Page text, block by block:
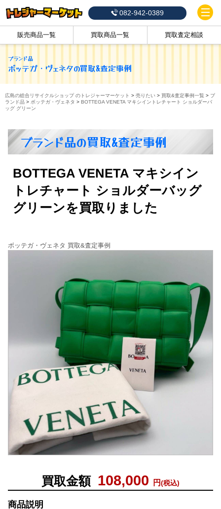
082-942-0389
販売商品一覧 買取商品一覧 買取査定相談
ブランド品
ボッテガ・ヴェネタの買取&査定事例
広島の総合リサイクルショップ のトレジャーマーケット > 売りたい> 買取&査定事例一覧 > ブ
ランド品> ボッテガ・ヴェネタ > BOTTEGA VENETA マキシイントレチャート ショルダーバ
ッグ グリーン
ブランド品の買取&査定事例
BOTTEGA VENETA マキシイン
トレチャート ショルダーバッグ
グリーンを買取りました
買取金額 108,000 円(税込)
商品説明
ボッテガ・ヴェネタ 買取&査定事例